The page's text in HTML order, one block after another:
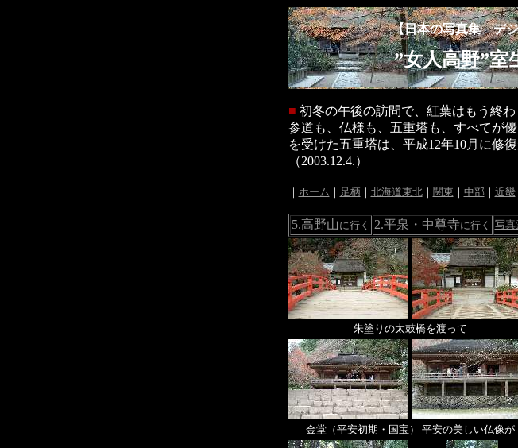
【日本の写真集 デ
”女人高野”室
■ 初冬の午後の訪問で、紅葉はもう終
参道も、仏様も、五重塔も、すべてが
を受けた五重塔は、平成12年10月に修
（2003.12.4.）
｜ ホーム ｜ 足柄 ｜ 北海道東北｜ 関東 ｜ 中部｜ 近畿
5.高野山に行く 2.平泉・中尊寺に行く 写真
朱塗りの太鼓橋を渡って
金堂（平安初期・国宝） 平安の美しい仏像が